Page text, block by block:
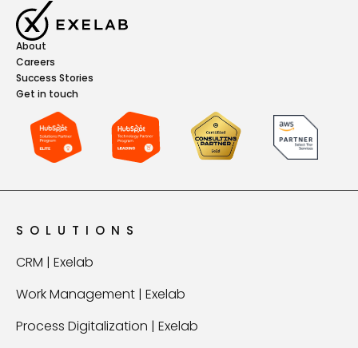
About
Careers
Success Stories
Get in touch
SOLUTIONS
CRM | Exelab
Work Management | Exelab
Process Digitalization | Exelab